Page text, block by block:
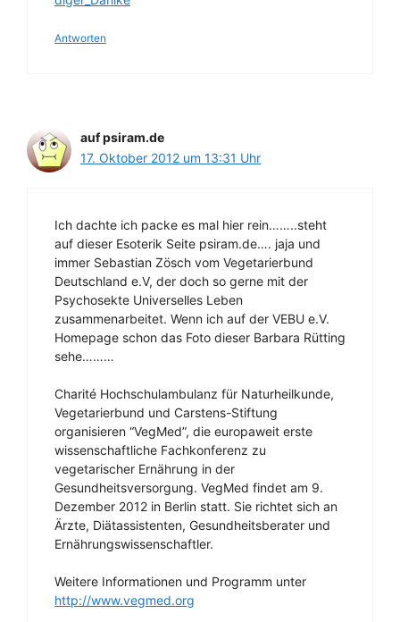
Antworten
auf psiram.de
17. Oktober 2012 um 13:31 Uhr
Ich dachte ich packe es mal hier rein……..steht
auf dieser Esoterik Seite psiram.de…. jaja und
immer Sebastian Zösch vom Vegetarierbund
Deutschland e.V, der doch so gerne mit der
Psychosekte Universelles Leben
zusammenarbeitet. Wenn ich auf der VEBU e.V.
Homepage schon das Foto dieser Barbara Rütting
sehe………
Charité Hochschulambulanz für Naturheilkunde,
Vegetarierbund und Carstens-Stiftung
organisieren “VegMed”, die europaweit erste
wissenschaftliche Fachkonferenz zu
vegetarischer Ernährung in der
Gesundheitsversorgung. VegMed findet am 9.
Dezember 2012 in Berlin statt. Sie richtet sich an
Ärzte, Diätassistenten, Gesundheitsberater und
Ernährungswissenschaftler.
Weitere Informationen und Programm unter
http://www.vegmed.org